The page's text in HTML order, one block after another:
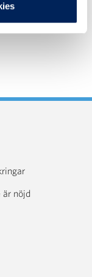
är nöjd